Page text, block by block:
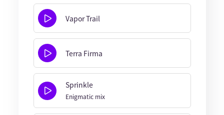
Vapor Trail
Terra Firma
Sprinkle
Enigmatic mix